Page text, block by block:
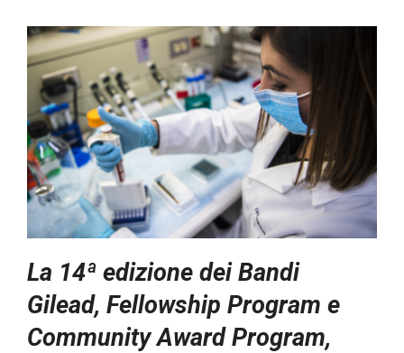
La 14ª edizione dei Bandi
Gilead, Fellowship Program e
Community Award Program,